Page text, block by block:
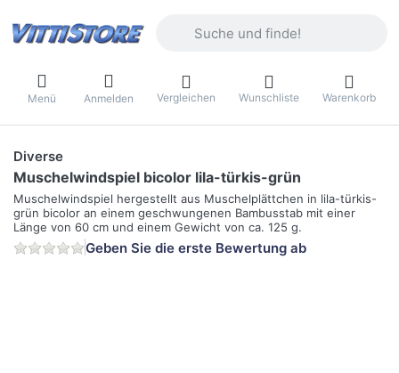
Menü Anmelden Vergleichen Wunschliste Warenkorb
Diverse
Muschelwindspiel bicolor lila-türkis-grün
Muschelwindspiel hergestellt aus Muschelplättchen in lila-türkis-
grün bicolor an einem geschwungenen Bambusstab mit einer
Länge von 60 cm und einem Gewicht von ca. 125 g.
Geben Sie die erste Bewertung ab